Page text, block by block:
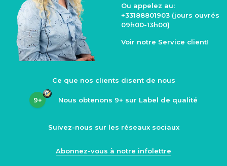
Ou appelez au:
+33188801903 (jours ouvrés
09h00-13h00)
Voir notre Service client!
Ce que nos clients disent de nous
9+ Nous obtenons 9+ sur Label de qualité
Suivez-nous sur les réseaux sociaux
Abonnez-vous à notre infolettre